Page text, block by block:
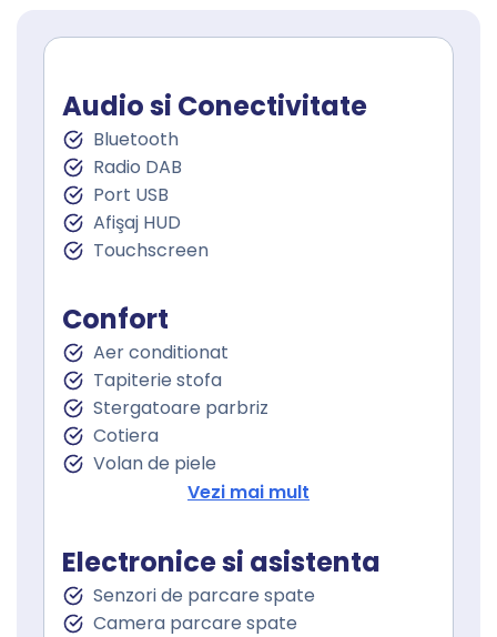
Audio si Conectivitate
Bluetooth
Radio DAB
Port USB
Afişaj HUD
Touchscreen
Confort
Aer conditionat
Tapiterie stofa
Stergatoare parbriz
Cotiera
Volan de piele
Volan cu comenzi
Geamuri spate electrice
Vezi mai mult
Electronice si asistenta
Senzori de parcare spate
Camera parcare spate